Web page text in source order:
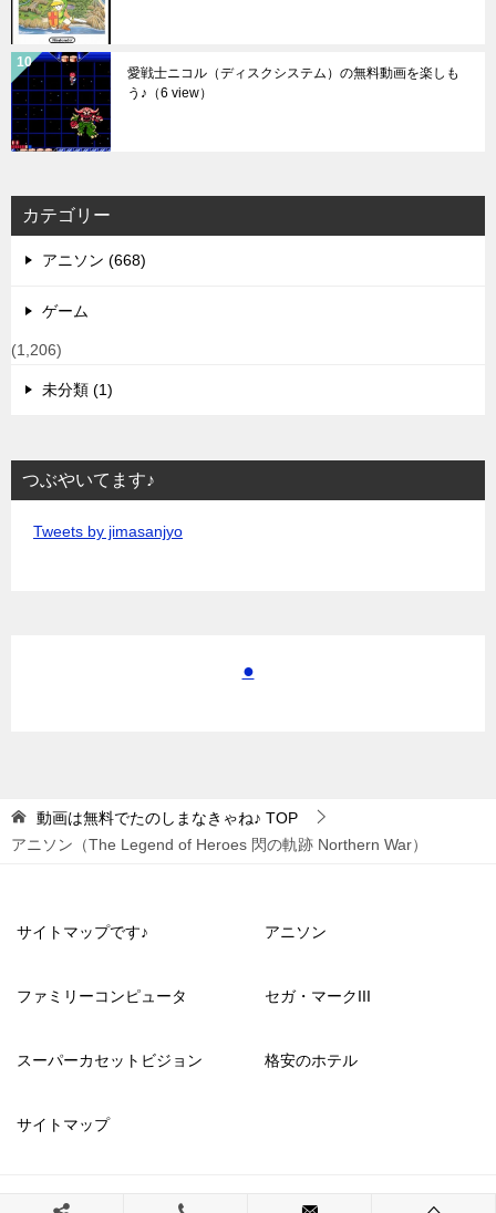
愛戦士ニコル（ディスクシステム）の無料動画を楽しも
う♪ （6 view）
カテゴリー
アニソン (668)
ゲーム
(1,206)
未分類 (1)
つぶやいてます♪
Tweets by jimasanjyo
●
動画は無料でたのしまなきゃね♪ TOP
アニソン（The Legend of Heroes 閃の軌跡 Northern War）
サイトマップです♪ アニソン
ファミリーコンピュータ セガ・マークIII
スーパーカセットビジョン 格安のホテル
サイトマップ
© 2023 動画は無料でたのしまなきゃね♪